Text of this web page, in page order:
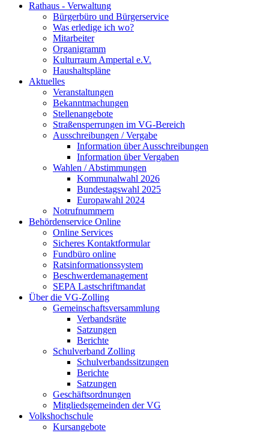
Rathaus - Verwaltung
Bürgerbüro und Bürgerservice
Was erledige ich wo?
Mitarbeiter
Organigramm
Kulturraum Ampertal e.V.
Haushaltspläne
Aktuelles
Veranstaltungen
Bekanntmachungen
Stellenangebote
Straßensperrungen im VG-Bereich
Ausschreibungen / Vergabe
Information über Ausschreibungen
Information über Vergaben
Wahlen / Abstimmungen
Kommunalwahl 2026
Bundestagswahl 2025
Europawahl 2024
Notrufnummern
Behördenservice Online
Online Services
Sicheres Kontaktformular
Fundbüro online
Ratsinformationssystem
Beschwerdemanagement
SEPA Lastschriftmandat
Über die VG-Zolling
Gemeinschaftsversammlung
Verbandsräte
Satzungen
Berichte
Schulverband Zolling
Schulverbandssitzungen
Berichte
Satzungen
Geschäftsordnungen
Mitgliedsgemeinden der VG
Volkshochschule
Kursangebote